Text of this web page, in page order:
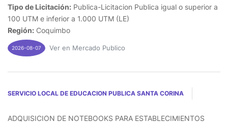
Tipo de Licitación: Publica-Licitacion Publica igual o superior a
100 UTM e inferior a 1.000 UTM (LE)
Región: Coquimbo
2026-08-07 Ver en Mercado Publico
SERVICIO LOCAL DE EDUCACION PUBLICA SANTA CORINA
ADQUISICION DE NOTEBOOKS PARA ESTABLECIMIENTOS